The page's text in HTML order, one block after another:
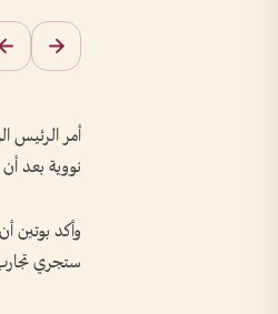
أمر الرئيس
نووية بعد
وأكد بوتين
ستجري